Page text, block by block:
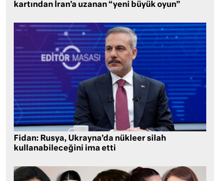
kartından İran’a uzanan “yeni büyük oyun”
Fidan: Rusya, Ukrayna’da nükleer silah
kullanabileceğini ima etti